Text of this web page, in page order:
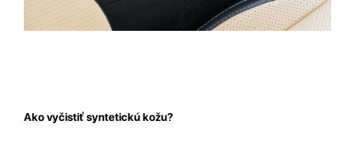
Ako vyčistiť syntetickú kožu?